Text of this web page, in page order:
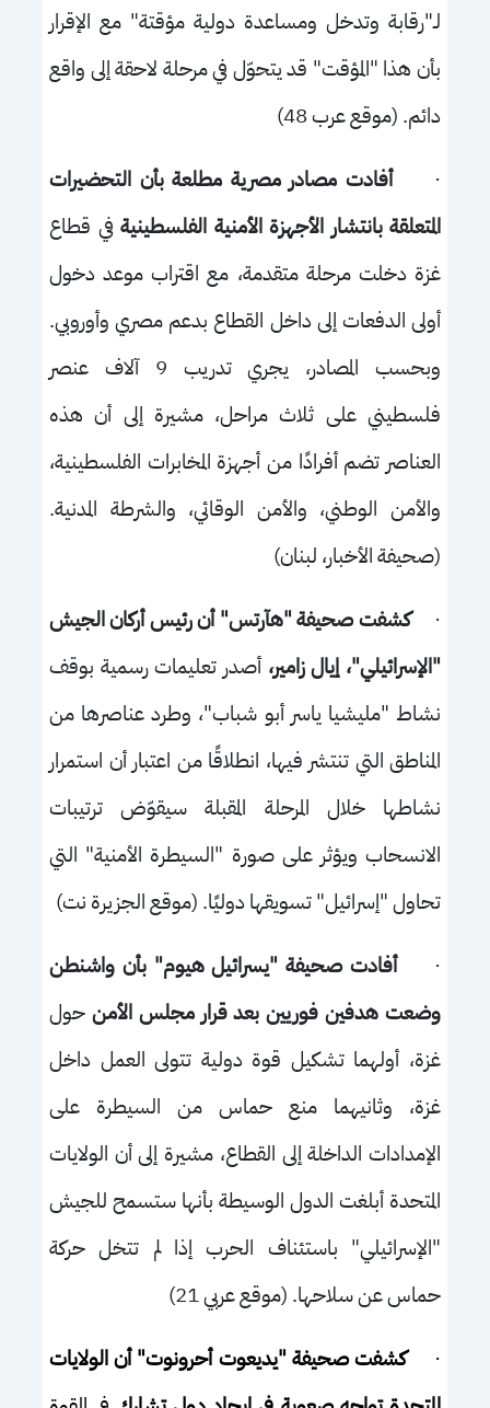
لـ"رقابة وتدخل ومساعدة دولية مؤقتة" مع الإقرار
بأن هذا "المؤقت" قد يتحوّل في مرحلة لاحقة إلى واقع
دائم. (موقع عرب 48)
·أفادت مصادر مصرية مطلعة بأن التحضيرات
المتعلقة بانتشار الأجهزة الأمنية الفلسطينية في قطاع
غزة دخلت مرحلة متقدمة، مع اقتراب موعد دخول
أولى الدفعات إلى داخل القطاع بدعم مصري وأوروبي.
وبحسب المصادر، يجري تدريب 9 آلاف عنصر
فلسطيني على ثلاث مراحل، مشيرة إلى أن هذه
العناصر تضم أفرادًا من أجهزة المخابرات الفلسطينية،
والأمن الوطني، والأمن الوقائي، والشرطة المدنية.
(صحيفة الأخبار، لبنان)
·كشفت صحيفة "هآرتس" أن رئيس أركان الجيش
"الإسرائيلي"، إيال زامير، أصدر تعليمات رسمية بوقف
نشاط "مليشيا ياسر أبو شباب"، وطرد عناصرها من
المناطق التي تنتشر فيها، انطلاقًا من اعتبار أن استمرار
نشاطها خلال المرحلة المقبلة سيقوّض ترتيبات
الانسحاب ويؤثر على صورة "السيطرة الأمنية" التي
تحاول "إسرائيل" تسويقها دوليًا. (موقع الجزيرة نت)
·أفادت صحيفة "يسرائيل هيوم" بأن واشنطن
وضعت هدفين فوريين بعد قرار مجلس الأمن حول
غزة، أولهما تشكيل قوة دولية تتولى العمل داخل
غزة، وثانيهما منع حماس من السيطرة على
الإمدادات الداخلة إلى القطاع، مشيرة إلى أن الولايات
المتحدة أبلغت الدول الوسيطة بأنها ستسمح للجيش
"الإسرائيلي" باستئناف الحرب إذا لم تتخل حركة
حماس عن سلاحها. (موقع عربي 21)
·كشفت صحيفة "يديعوت أحرونوت" أن الولايات